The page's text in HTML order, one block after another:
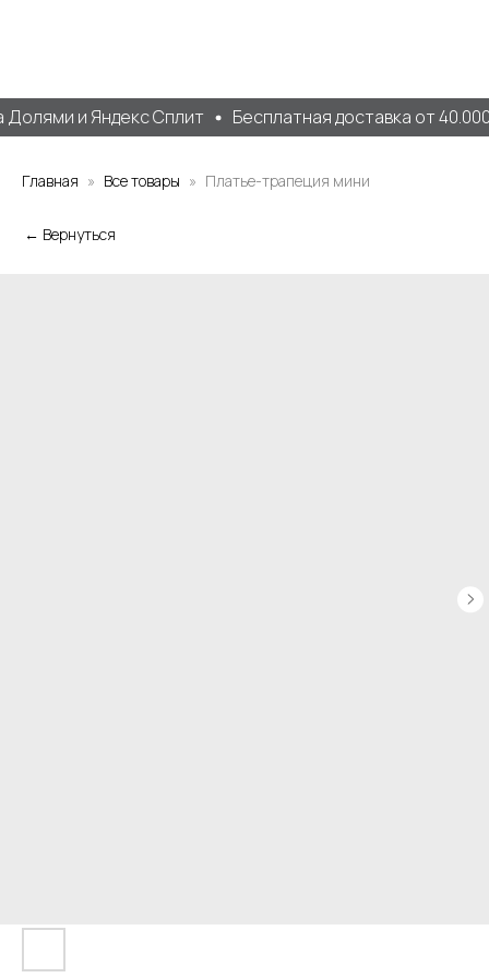
и Яндекс Сплит Бесплатная доставка от
Главная Все товары Платье-трапеция мини
← Вернуться